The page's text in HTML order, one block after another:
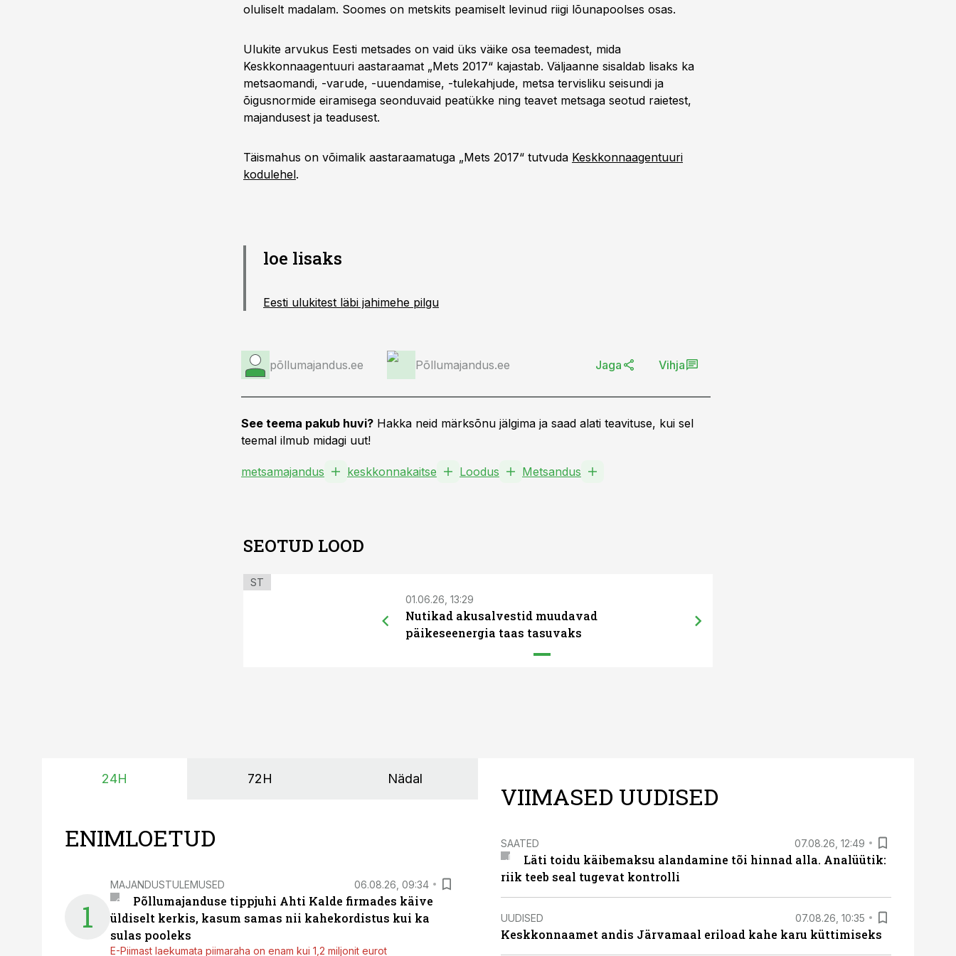
oluliselt madalam. Soomes on metskits peamiselt levinud riigi lõunapoolses osas.
Ulukite arvukus Eesti metsades on vaid üks väike osa teemadest, mida
Keskkonnaagentuuri aastaraamat „Mets 2017“ kajastab. Väljaanne sisaldab lisaks ka
metsaomandi, -varude, -uuendamise, -tulekahjude, metsa tervisliku seisundi ja
õigusnormide eiramisega seonduvaid peatükke ning teavet metsaga seotud raietest,
majandusest ja teadusest.
Täismahus on võimalik aastaraamatuga „Mets 2017“ tutvuda Keskkonnaagentuuri
kodulehel.
loe lisaks
Eesti ulukitest läbi jahimehe pilgu
põllumajandus.ee Põllumajandus.ee Jaga Vihja
See teema pakub huvi? Hakka neid märksõnu jälgima ja saad alati teavituse, kui sel
teemal ilmub midagi uut!
metsamajandus keskkonnakaitse Loodus Metsandus
SEOTUD LOOD
ST
01.06.26, 13:29
Nutikad akusalvestid muudavad
päikeseenergia taas tasuvaks
24H 72H Nädal
ENIMLOETUD
1
MAJANDUSTULEMUSED 06.08.26, 09:34
Põllumajanduse tippjuhi Ahti Kalde firmades käive
üldiselt kerkis, kasum samas nii kahekordistus kui ka
sulas pooleks
E-Piimast laekumata piimaraha on enam kui 1,2 miljonit eurot
VIIMASED UUDISED
SAATED 07.08.26, 12:49
Läti toidu käibemaksu alandamine tõi hinnad alla. Analüütik:
riik teeb seal tugevat kontrolli
UUDISED 07.08.26, 10:35
Keskkonnaamet andis Järvamaal eriload kahe karu küttimiseks